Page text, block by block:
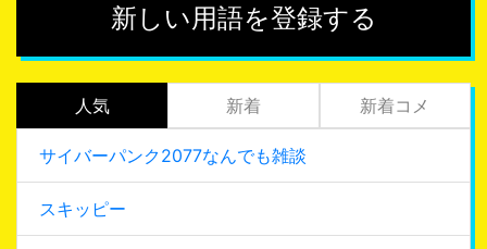
新しい用語を登録する
人気 新着 新着コメ
サイバーパンク2077なんでも雑談
スキッピー